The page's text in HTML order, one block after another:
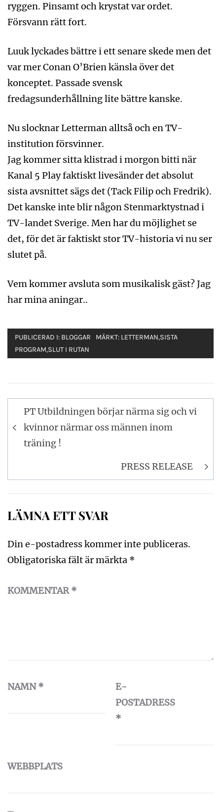
ryggen. Pinsamt och krystat var ordet.
Försvann rätt fort.
Luuk lyckades bättre i ett senare skede men det
var mer Conan O’Brien känsla över det
konceptet. Passade svensk
fredagsunderhållning lite bättre kanske.
Nu slocknar Letterman alltså och en TV-
institution försvinner.
Jag kommer sitta klistrad i morgon bitti när
Kanal 5 Play faktiskt livesänder det absolut
sista avsnittet sägs det (Tack Filip och Fredrik).
Det kanske inte blir någon Stenmarktystnad i
TV-landet Sverige. Men har du möjlighet se
det, för det är faktiskt stor TV-historia vi nu ser
slutet på.
Vem kommer avsluta som musikalisk gäst? Jag
har mina aningar..
PUBLICERAD I: BLOGGAR MÄRKT: LETTERMAN,SISTA
PROGRAM,SLUT I RUTAN
Inläggsnavigering
PT Utbildningen börjar närma sig och vi
kvinnor närmar oss männen inom
träning !
PRESS RELEASE
LÄMNA ETT SVAR
Din e-postadress kommer inte publiceras.
Obligatoriska fält är märkta *
KOMMENTAR*
NAMN*
E-
POSTADRESS
*
WEBBPLATS